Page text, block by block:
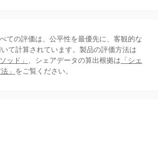
ての評価は、公平性を最優先に、客観的な
て計算されています。製品の評価方法は
ッド」 、シェアデータの算出根拠は 「シェ
」 をご覧ください。